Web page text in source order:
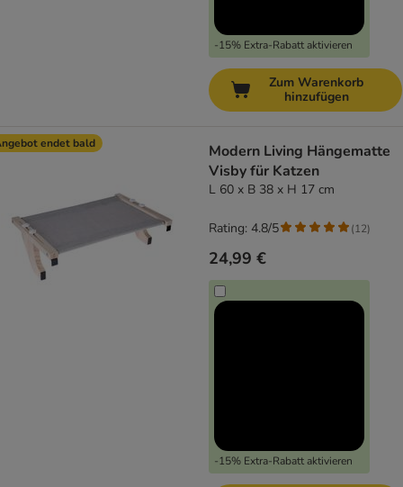
-15% Extra-Rabatt aktivieren
Zum Warenkorb
hinzufügen
endet bald
Modern Living Hängematte
Visby für Katzen
L 60 x B 38 x H 17 cm
24,99 €
-15% Extra-Rabatt aktivieren
Rating: 4.8/5 (12)